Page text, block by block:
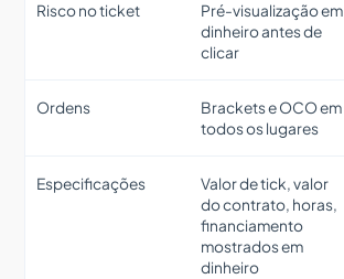
Risco no ticket
Pré-visualização em
dinheiro antes de
clicar
Ordens
Brackets e OCO em
todos os lugares
Especificações
Valor de tick, valor
do contrato, horas,
financiamento
mostrados em
dinheiro